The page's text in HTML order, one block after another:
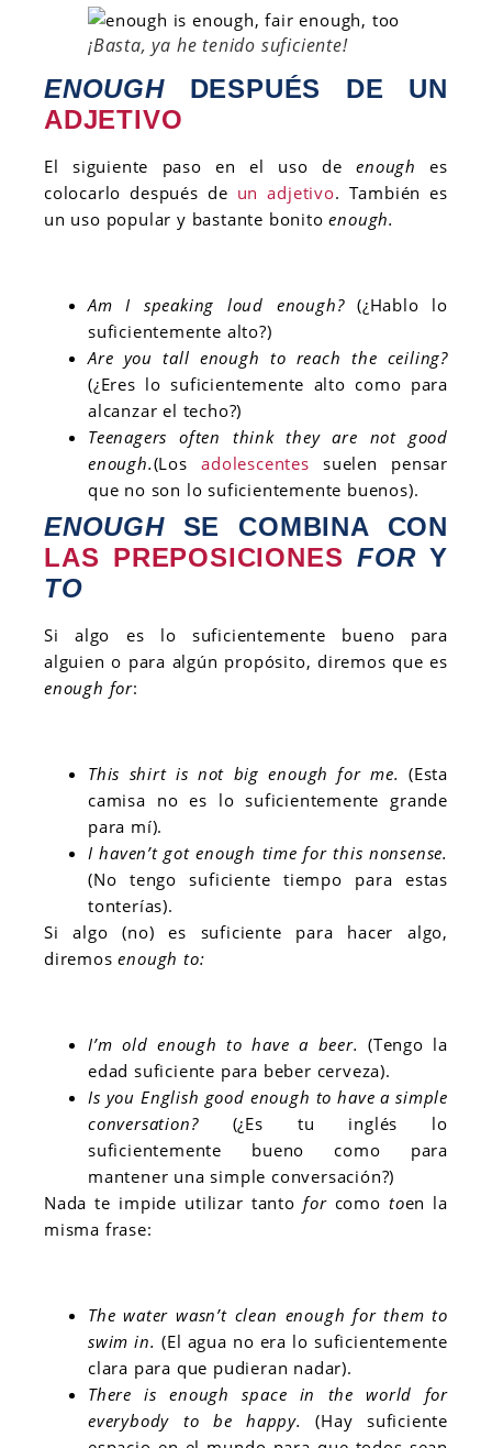
¡Basta, ya he tenido suficiente!
ENOUGHDESPUÉS DE UN
ADJETIVO
El siguiente paso en el uso deenough es
colocarlo después de un adjetivo. También es
un uso popular y bastante bonitoenough.
Am I speaking loud enough?(¿Hablo lo
suficientemente alto?)
Are you tall enough to reach the ceiling?
(¿Eres lo suficientemente alto como para
alcanzar el techo?)
Teenagers often think they are not good
enough.(Losadolescentes suelen pensar
que no son lo suficientemente buenos).
ENOUGHSE COMBINA CON
LAS PREPOSICIONES FORY
TO
Si algo es lo suficientemente bueno para
alguien o para algún propósito, diremos que es
enough for:
This shirt is not big enough for me. (Esta
camisa no es lo suficientemente grande
para mí).
I haven’t got enough time for this nonsense.
(No tengo suficiente tiempo para estas
tonterías).
Si algo (no) es suficiente para hacer algo,
diremosenough to:
I’m old enough to have a beer. (Tengo la
edad suficiente para beber cerveza).
Is you English good enough to have a simple
conversation?(¿Es tu inglés lo
suficientemente bueno como para
mantener una simple conversación?)
Nada te impide utilizar tanto forcomo toen la
misma frase:
The water wasn’t clean enough for them to
swim in. (El agua no era lo suficientemente
clara para que pudieran nadar).
There is enough space in the world for
everybody to be happy.
(Hay suficiente